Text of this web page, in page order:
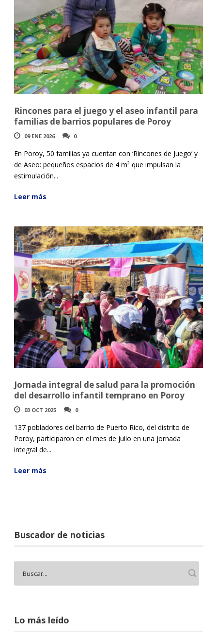
Rincones para el juego y el aseo infantil para
familias de barrios populares de Poroy
09 ENE 2026 0
En Poroy, 50 familias ya cuentan con ‘Rincones de Juego’ y
de Aseo: pequeños espacios de 4 m² que impulsan la
estimulación...
Leer más
Jornada integral de salud para la promoción
del desarrollo infantil temprano en Poroy
03 OCT 2025 0
137 pobladores del barrio de Puerto Rico, del distrito de
Poroy, participaron en el mes de julio en una jornada
integral de...
Leer más
Buscador de noticias
Lo más leído